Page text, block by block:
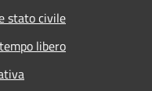
stato civile
libero